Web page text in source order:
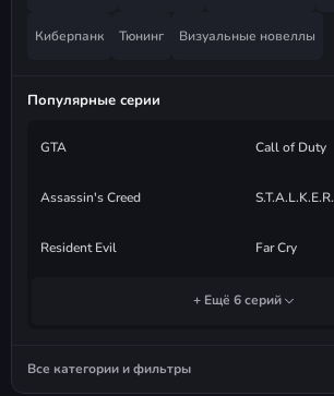
Киберпанк Тюнинг Визуальные новеллы
Популярные серии
GTA Call of Duty
Assassin's Creed S.T.A.L.K.E.R.
Resident Evil Far Cry
+ Ещё 6 серий
Все категории и фильтры